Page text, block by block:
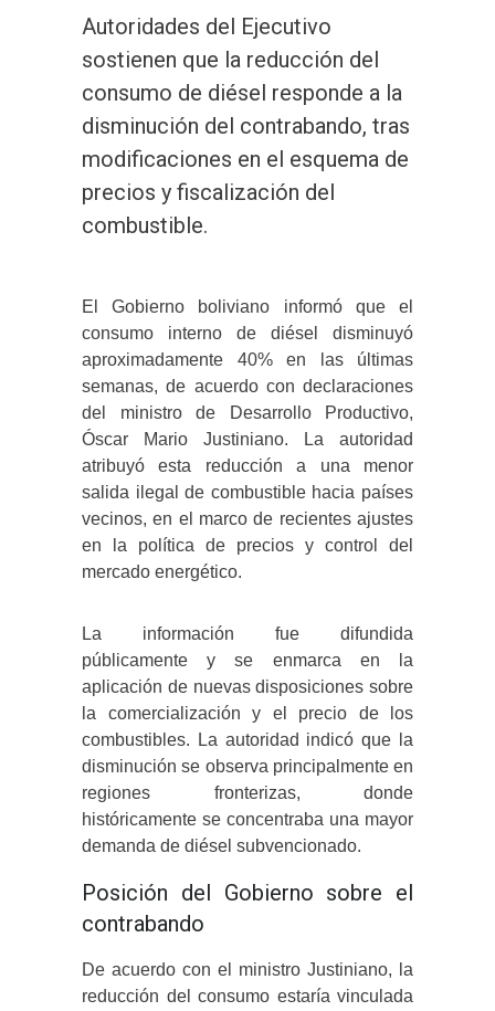
Autoridades del Ejecutivo
sostienen que la reducción del
consumo de diésel responde a la
disminución del contrabando, tras
modificaciones en el esquema de
precios y fiscalización del
combustible.
El Gobierno boliviano informó que el
consumo interno de diésel disminuyó
aproximadamente 40% en las últimas
semanas, de acuerdo con declaraciones
del ministro de Desarrollo Productivo,
Óscar Mario Justiniano. La autoridad
atribuyó esta reducción a una menor
salida ilegal de combustible hacia países
vecinos, en el marco de recientes ajustes
en la política de precios y control del
mercado energético.
La información fue difundida
públicamente y se enmarca en la
aplicación de nuevas disposiciones sobre
la comercialización y el precio de los
combustibles. La autoridad indicó que la
disminución se observa principalmente en
regiones fronterizas, donde
históricamente se concentraba una mayor
demanda de diésel subvencionado.
Posición del Gobierno sobre el
contrabando
De acuerdo con el ministro Justiniano, la
reducción del consumo estaría vinculada